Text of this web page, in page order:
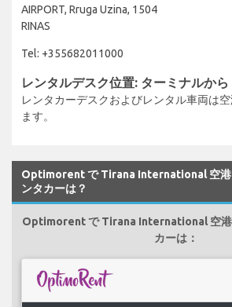
AIRPORT, Rruga Uzina, 1504
RINAS
Tel: +355682011000
レンタルデスク位置: ターミナルから
レンタカーデスクおよびレンタル車両は
ます。
Optimorent で Tirana International 空港
ンタカーは？
Optimorent で Tirana International 空港
カーは：